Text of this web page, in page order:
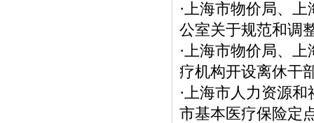
·上海市物价局、上
公室关于规范和调
·上海市物价局、上
疗机构开设离休干
·上海市人力资源和
市基本医疗保险定